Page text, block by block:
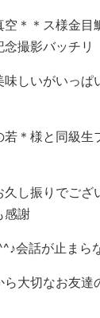
空＊＊ス様金
念撮影バッチリ
味しいがいっぱ
若＊様と同級生
久し振りでご
感謝
会話が止まら
大切なお友達